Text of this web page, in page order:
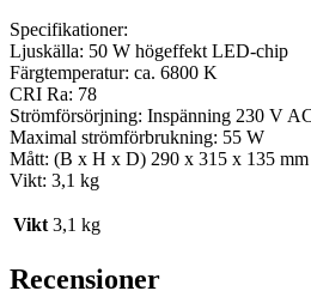
Specifikationer:
Ljuskälla: 50 W högeffekt LED-chip
Färgtemperatur: ca. 6800 K
CRI Ra: 78
Strömförsörjning: Inspänning 230 V
Maximal strömförbrukning: 55 W
Mått: (B x H x D) 290 x 315 x 135 mm
Vikt: 3,1 kg
Vikt 3,1 kg
Recensioner